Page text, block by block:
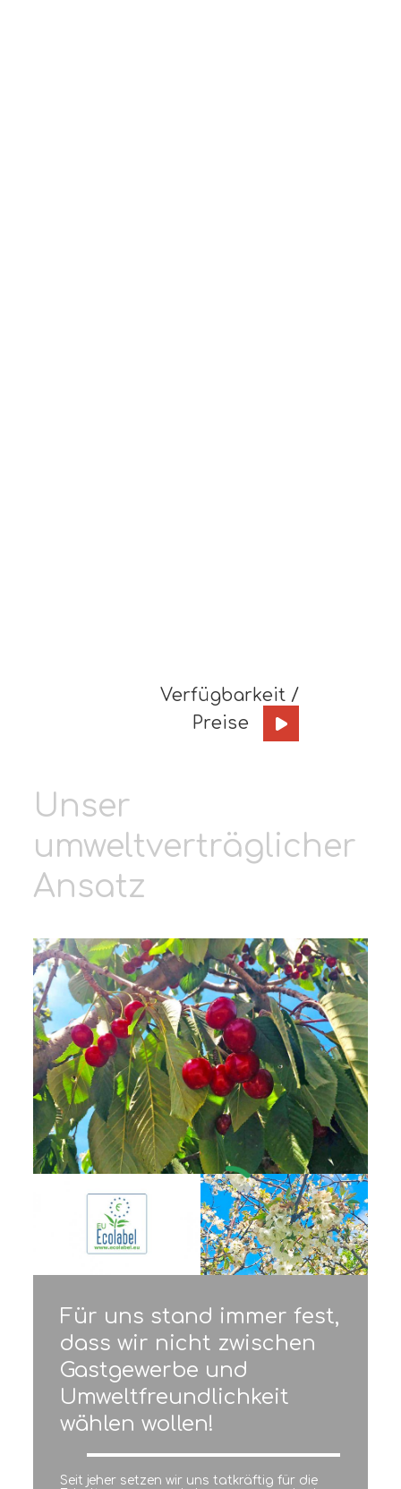
Verfügbarkeit /
Preise
Unser
umweltverträglicher
Ansatz
Für uns stand immer fest,
dass wir nicht zwischen
Gastgewerbe und
Umweltfreundlichkeit
wählen wollen!
Seit jeher setzen wir uns tatkräftig für die